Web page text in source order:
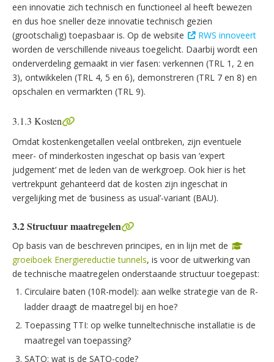
een innovatie zich technisch en functioneel al heeft bewezen
en dus hoe sneller deze innovatie technisch gezien
(grootschalig) toepasbaar is. Op de website
RWS innoveert
worden de verschillende niveaus toegelicht. Daarbij wordt een
onderverdeling gemaakt in vier fasen: verkennen (TRL 1, 2 en
3), ontwikkelen (TRL 4, 5 en 6), demonstreren (TRL 7 en 8) en
opschalen en vermarkten (TRL 9).
3.1.3 Kosten
Omdat kostenkengetallen veelal ontbreken, zijn eventuele
meer- of minderkosten ingeschat op basis van ‘expert
judgement’ met de leden van de werkgroep. Ook hier is het
vertrekpunt gehanteerd dat de kosten zijn ingeschat in
vergelijking met de ‘business as usual’-variant (BAU).
3.2 Structuur maatregelen
Op basis van de beschreven principes, en in lijn met de
groeiboek Energiereductie tunnels, is voor de uitwerking van
de technische maatregelen onderstaande structuur toegepast:
Circulaire baten (10R-model): aan welke strategie van de R-
ladder draagt de maatregel bij en hoe?
Toepassing TTI: op welke tunneltechnische installatie is de
maatregel van toepassing?
SATO: wat is de SATO-code?